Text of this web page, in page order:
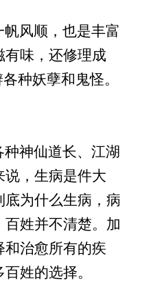
风顺，也是丰富
有味，还修理成
种妖孽和鬼怪。
神仙道长、江湖
说，生病是件大
为什么生病，病
姓并不清楚。加
和治愈所有的疾
姓的选择。